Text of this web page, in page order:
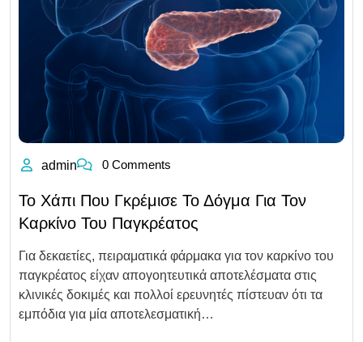
admin 0 Comments
Το Χάπι Που Γκρέμισε Το Δόγμα Για Τον
Καρκίνο Του Παγκρέατος
Για δεκαετίες, πειραματικά φάρμακα για τον καρκίνο του
παγκρέατος είχαν απογοητευτικά αποτελέσματα στις
κλινικές δοκιμές και πολλοί ερευνητές πίστευαν ότι τα
εμπόδια για μία αποτελεσματική…